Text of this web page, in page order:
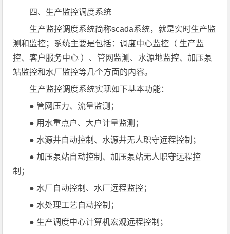
四、生产监控调度系统
生产监控调度系统简称scada系统，就是实时生产监
测和监控；系统主要是包括：调度中心监控（ 生产监
控、客户服务中心 ）、管网监测、水源地监控、加压泵
站监控和水厂监控等几个方面的内容。
生产监控调度系统实现如下基本功能：
● 管网压力、流量监测；
● 用水重点户、大户计量监测；
● 水源井自动控制、水源井无人职守远程控制；
● 加压泵站自动控制、加压泵站无人职守远程控
制；
● 水厂自动控制、水厂远程监控；
● 水处理工艺自动控制；
● 生产调度中心计算机宏观远程控制；